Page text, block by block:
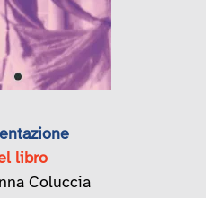
libro
Coluccia